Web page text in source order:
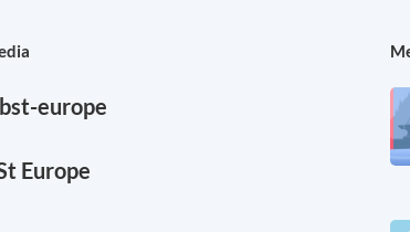
europe
Europe